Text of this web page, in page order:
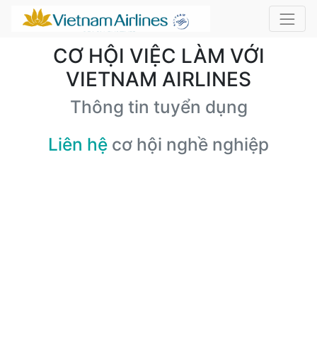
CƠ HỘI VIỆC LÀM VỚI
VIETNAM AIRLINES
Thông tin tuyển dụng
Liên hệ cơ hội nghề nghiệp